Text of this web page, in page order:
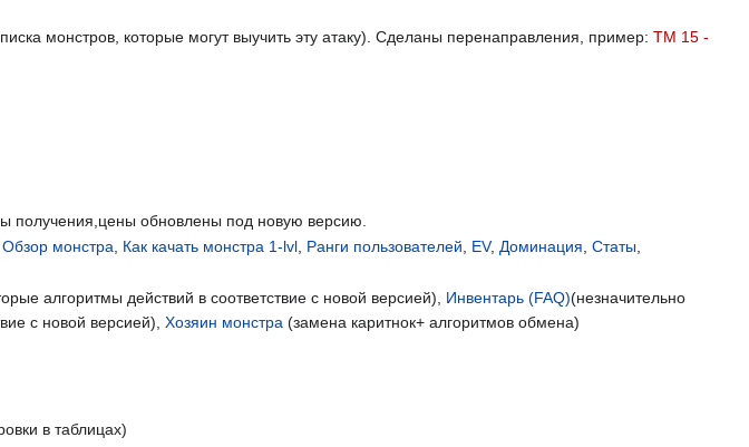
монстров, которые могут выучить эту атаку). Сделаны перенаправления, пример: ТМ 15 -
получения,цены обновлены под новую версию.
Обзор монстра, Как качать монстра 1-lvl, Ранги пользователей, EV,Доминация,Статы,
алгоритмы действий в соответствие с новой версией), Инвентарь (FAQ)(незначительно
с новой версией),Хозяин монстра (замена каритнок+ алгоритмов обмена)
в таблицах)